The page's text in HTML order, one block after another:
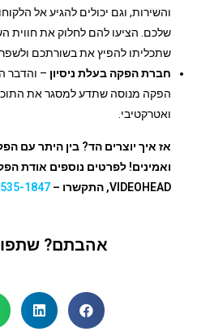
והשירות, וגם יכולים להגיע אל
שלכם. הציעו להם לחלוק את חווית
שתכליתו להפיץ את בשורתכם
חברת הפקה בעלת ניסיון – והדבר
הפקה מנוסה שתדע למסגר את
ואטרקטיבי.
אז איך יוצרים הד? בין היתר עם
ואמינים! לפרטים נוספים אודת
VIDEOHEAD, התקשרו –
1847
אהבתם?